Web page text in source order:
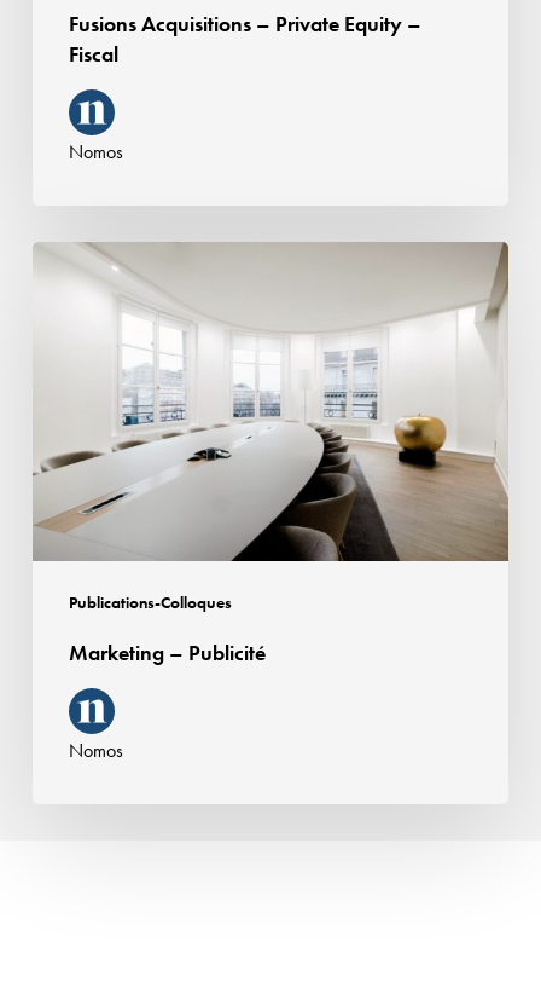
Fusions Acquisitions – Private Equity –
Fiscal
Nomos
Publications-Colloques
Marketing
Marketing – Publicité
Nomos